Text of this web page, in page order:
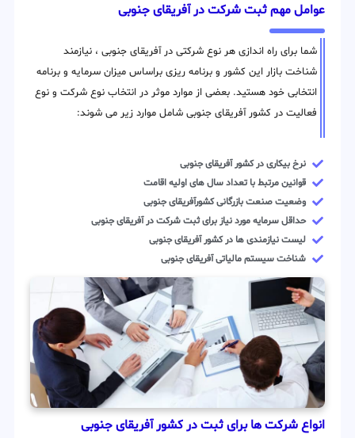
عوامل مهم ثبت شرکت در آفریقای جنوبی
شما برای راه اندازی هر نوع شرکتی در آفریقای جنوبی ، نیازمند
شناخت بازار این کشور و برنامه ریزی براساس میزان سرمایه و برنامه
انتخابی خود هستید. بعضی از موارد موثر در انتخاب نوع شرکت و نوع
فعالیت در کشور آفریقای جنوبی شامل موارد زیر می شوند:
نرخ بیکاری در کشور آفریقای جنوبی
قوانین مرتبط با تعداد سال های اولیه اقامت
وضعیت صنعت بازرگانی کشورآفریقای جنوبی
حداقل سرمایه مورد نیاز برای ثبت شرکت در آفریقای جنوبی
لیست نیازمندی ها در کشور آفریقای جنوبی
شناخت سیستم مالیاتی آفریقای جنوبی
انواع شرکت ها برای ثبت در کشور آفریقای جنوبی